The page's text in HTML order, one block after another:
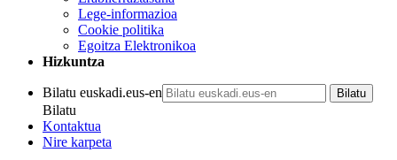
Lege-informazioa
Cookie politika
Egoitza Elektronikoa
Hizkuntza
Bilatu euskadi.eus-en
Bilatu
Kontaktua
Nire karpeta